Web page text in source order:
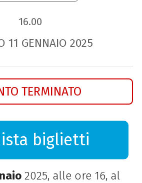
16.00
11 GENNAIO 2025
TERMINATO
biglietti
2025, alle ore 16, al